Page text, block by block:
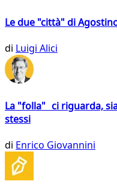
Le due "città" di
di Luigi Alici
La "folla" ci riguarda,
stessi
di Enrico Giovannini